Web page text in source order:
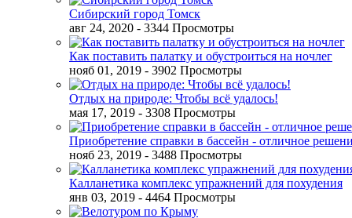
Сибирский город Томск
авг 24, 2020 - 3344 Просмотры
Как поставить палатку и обустроиться на ночлег
нояб 01, 2019 - 3902 Просмотры
Отдых на природе: Чтобы всё удалось!
мая 17, 2019 - 3308 Просмотры
Приобретение справки в бассейн - отличное
нояб 23, 2019 - 3488 Просмотры
Калланетика комплекс упражнений для похудения
янв 03, 2019 - 4464 Просмотры